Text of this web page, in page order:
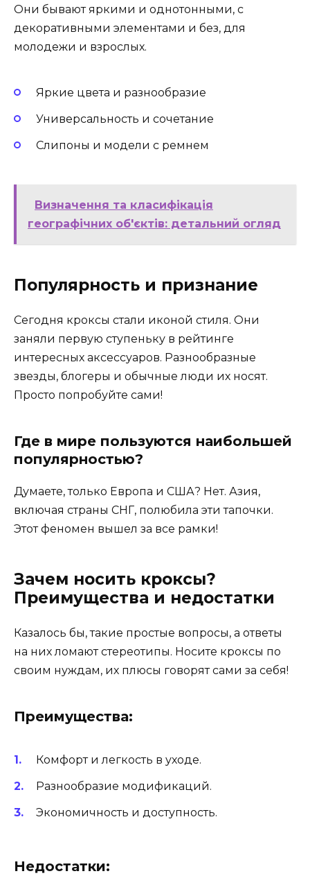
Они бывают яркими и однотонными, с
декоративными элементами и без, для
молодежи и взрослых.
Яркие цвета и разнообразие
Универсальность и сочетание
Слипоны и модели с ремнем
Визначення та класифікація
географічних об'єктів: детальний огляд
Популярность и признание
Сегодня кроксы стали иконой стиля. Они
заняли первую ступеньку в рейтинге
интересных аксессуаров. Разнообразные
звезды, блогеры и обычные люди их носят.
Просто попробуйте сами!
Где в мире пользуются наибольшей
популярностью?
Думаете, только Европа и США? Нет. Азия,
включая страны СНГ, полюбила эти тапочки.
Этот феномен вышел за все рамки!
Зачем носить кроксы?
Преимущества и недостатки
Казалось бы, такие простые вопросы, а ответы
на них ломают стереотипы. Носите кроксы по
своим нуждам, их плюсы говорят сами за себя!
Преимущества:
Комфорт и легкость в уходе.
Разнообразие модификаций.
Экономичность и доступность.
Недостатки: